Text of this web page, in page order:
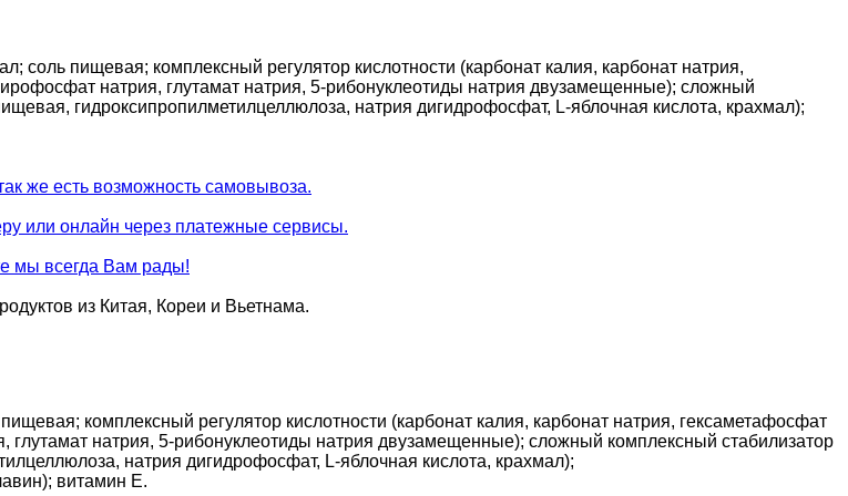
пищевая; комплексный регулятор кислотности (карбонат калия, карбонат натрия,
натрия, глутамат натрия, 5-рибонуклеотиды натрия двузамещенные); сложный
гидроксипропилметилцеллюлоза, натрия дигидрофосфат, L-яблочная кислота, крахмал);
же есть возможность самовывоза.
или онлайн через платежные сервисы.
мы всегда Вам рады!
из Китая, Кореи и Вьетнама.
комплексный регулятор кислотности (карбонат калия, карбонат натрия, гексаметафосфат
натрия, 5-рибонуклеотиды натрия двузамещенные); сложный комплексный стабилизатор
натрия дигидрофосфат, L-яблочная кислота, крахмал);
витамин Е.